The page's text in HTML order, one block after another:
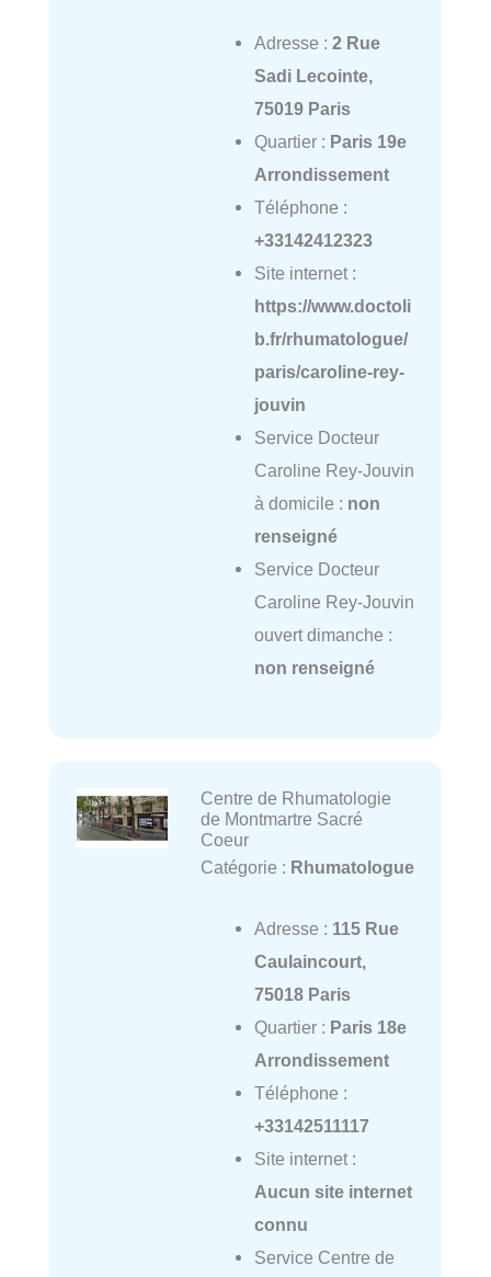
Adresse : 2 Rue
Sadi Lecointe,
75019 Paris
Quartier : Paris 19e
Arrondissement
Téléphone :
+33142412323
Site internet :
https://www.doctoli
b.fr/rhumatologue/
paris/caroline-rey-
jouvin
Service Docteur
Caroline Rey-Jouvin
à domicile : non
renseigné
Service Docteur
Caroline Rey-Jouvin
ouvert dimanche :
non renseigné
Centre de Rhumatologie
de Montmartre Sacré
Coeur
Catégorie : Rhumatologue
Adresse : 115 Rue
Caulaincourt,
75018 Paris
Quartier : Paris 18e
Arrondissement
Téléphone :
+33142511117
Site internet :
Aucun site internet
connu
Service Centre de